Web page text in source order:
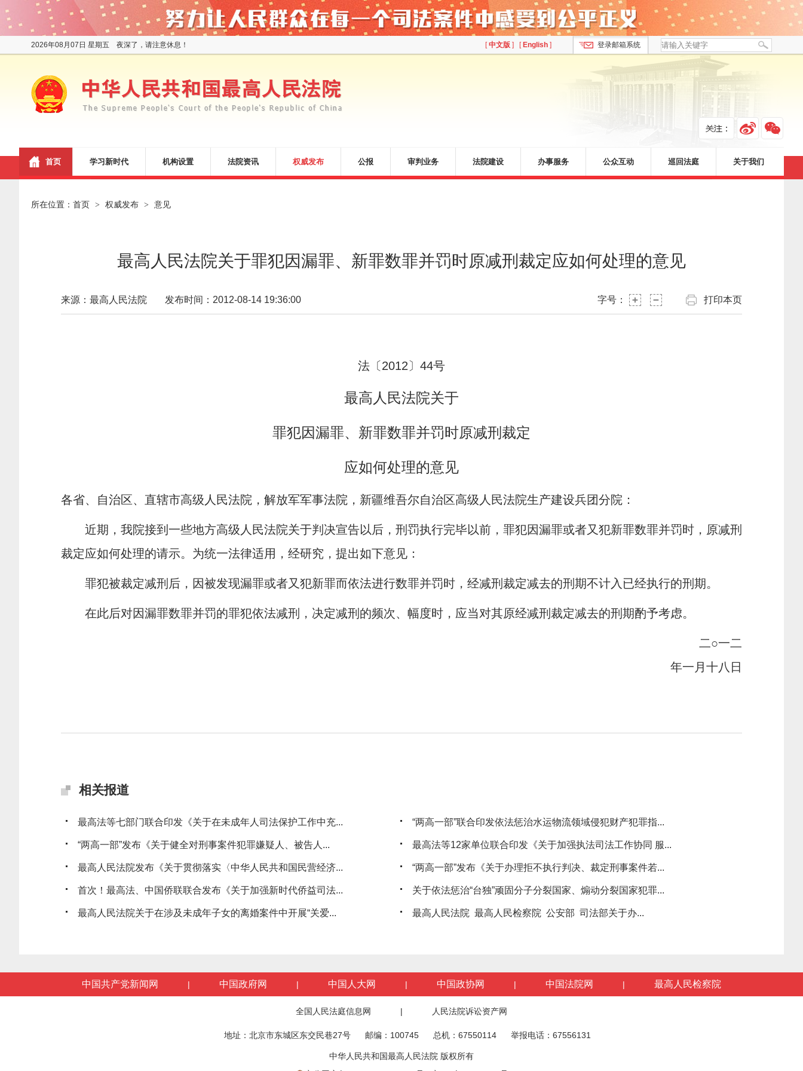
[中文版 ] [ English ]
2026年08月07日 星期五 夜深了，请注意休息！ 登录邮箱系统
首页 学习新时代 机构设置 法院资讯 权威发布 公报 审判业务 法院建设 办事服务 公众互动 巡回法庭 关于我们
所在位置： 首页 > 权威发布 > 意见
最高人民法院关于罪犯因漏罪、新罪数罪并罚时原减刑裁定应如何处理的意见
来源：最高人民法院 发布时间：2012-08-14 19:36:00 字号： 打印本页
法〔 2012 〕 44号
最高人民法院关于
罪犯因漏罪、新罪数罪并罚时原减刑裁定
应如何处理的意见
各省、自治区、直辖市高级人民法院，解放军军事法院，新疆维吾尔自治区高级人民法院生产建设兵团分院：
近期，我院接到一些地方高级人民法院关于判决宣告以后，刑罚执行完毕以前，罪犯因漏罪或者又犯新罪数罪并罚时，原减刑
裁定应如何处理的请示。为统一法律适用，经研究，提出如下意见：
罪犯被裁定减刑后，因被发现漏罪或者又犯新罪而依法进行数罪并罚时，经减刑裁定减去的刑期不计入已经执行的刑期。
在此后对因漏罪数罪并罚的罪犯依法减刑，决定减刑的频次、幅度时，应当对其原经减刑裁定减去的刑期酌予考虑。
二○一二
年一月十八日
相关报道
最高法等七部门联合印发《关于在未成年人司法保护工作中充... “两高一部”联合印发依法惩治水运物流领域侵犯财产犯罪指...
“两高一部”发布《关于健全对刑事案件犯罪嫌疑人、被告人... 最高法等12家单位联合印发《关于加强执法司法工作协同 服...
最高人民法院发布《关于贯彻落实〈中华人民共和国民营经济... “两高一部”发布《关于办理拒不执行判决、裁定刑事案件若...
首次！最高法、中国侨联联合发布《关于加强新时代侨益司法... 关于依法惩治“台独”顽固分子分裂国家、煽动分裂国家犯罪...
最高人民法院关于在涉及未成年子女的离婚案件中开展“关爱... 最高人民法院 最高人民检察院 公安部 司法部关于办...
中国共产党新闻网 | 中国政府网 | 中国人大网 | 中国政协网 | 中国法院网 | 最高人民检察院
全国人民法庭信息网 | 人民法院诉讼资产网
地址：北京市东城区东交民巷27号 邮编：100745 总机：67550114 举报电话：67556131
中华人民共和国最高人民法院 版权所有